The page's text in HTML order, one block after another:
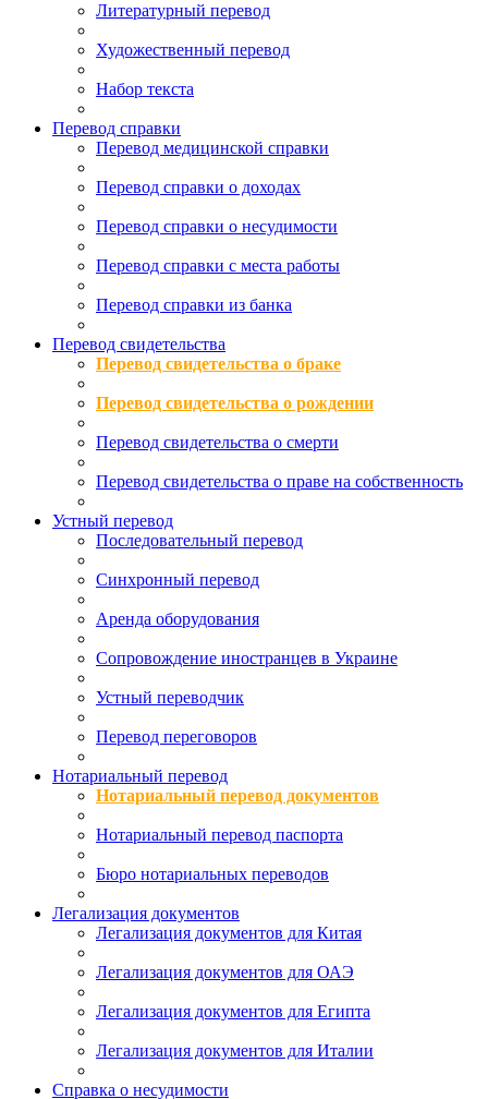
Литературный перевод
Художественный перевод
Набор текста
Перевод справки
Перевод медицинской справки
Перевод справки о доходах
Перевод справки о несудимости
Перевод справки с места работы
Перевод справки из банка
Перевод свидетельства
Перевод свидетельства о браке
Перевод свидетельства о рождении
Перевод свидетельства о смерти
Перевод свидетельства о праве на собственность
Устный перевод
Последовательный перевод
Синхронный перевод
Аренда оборудования
Сопровождение иностранцев в Украине
Устный переводчик
Перевод переговоров
Нотариальный перевод
Нотариальный перевод документов
Нотариальный перевод паспорта
Бюро нотариальных переводов
Легализация документов
Легализация документов для Китая
Легализация документов для ОАЭ
Легализация документов для Египта
Легализация документов для Италии
Справка о несудимости